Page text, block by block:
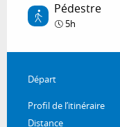
Pédestre
5h
Informations
Départ
Profil de l’itinéraire
Distance